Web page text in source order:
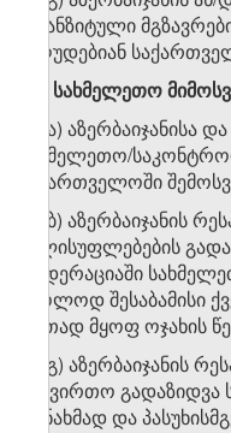
ტრანზიტული
იზღუდებიან
სახმელეთო
ვ.ბ.ა)
სახმელეთო/
საქართველოში
ვ.ბ.ბ) აზერბაიჯანის
ხელისუფლებების
ფედერაციაში
მხოლოდ შესაბამისი
ერთად მყოფ ოჯახის
ვ.ბ.გ) აზერბაიჯანის
სატვირთო
თანახმად და